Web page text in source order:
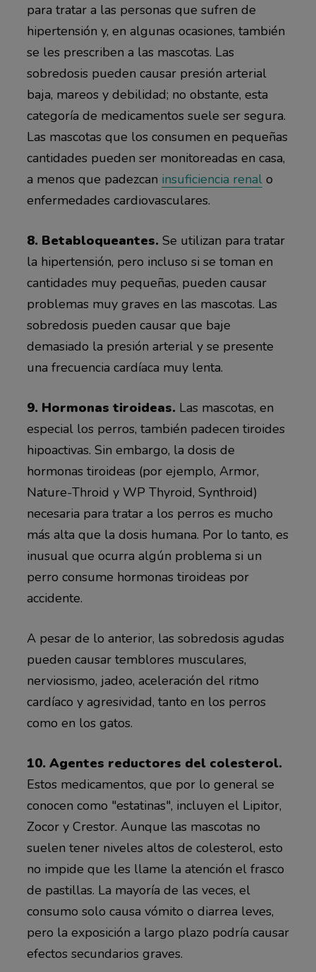
para tratar a las personas que sufren de
hipertensión y, en algunas ocasiones, también
se les prescriben a las mascotas. Las
sobredosis pueden causar presión arterial
baja, mareos y debilidad; no obstante, esta
categoría de medicamentos suele ser segura.
Las mascotas que los consumen en pequeñas
cantidades pueden ser monitoreadas en casa,
a menos que padezcan insuficiencia renalo
enfermedades cardiovasculares.
8. Betabloqueantes. Se utilizan para tratar
la hipertensión, pero incluso si se toman en
cantidades muy pequeñas, pueden causar
problemas muy graves en las mascotas. Las
sobredosis pueden causar que baje
demasiado la presión arterial y se presente
una frecuencia cardíaca muy lenta.
9. Hormonas tiroideas. Las mascotas, en
especial los perros, también padecen tiroides
hipoactivas. Sin embargo, la dosis de
hormonas tiroideas (por ejemplo, Armor,
Nature-Throid y WP Thyroid, Synthroid)
necesaria para tratar a los perros es mucho
más alta que la dosis humana. Por lo tanto, es
inusual que ocurra algún problema si un
perro consume hormonas tiroideas por
accidente.
A pesar de lo anterior, las sobredosis agudas
pueden causar temblores musculares,
nerviosismo, jadeo, aceleración del ritmo
cardíaco y agresividad, tanto en los perros
como en los gatos.
10. Agentes reductores del colesterol.
Estos medicamentos, que por lo general se
conocen como "estatinas", incluyen el Lipitor,
Zocor y Crestor. Aunque las mascotas no
suelen tener niveles altos de colesterol, esto
no impide que les llame la atención el frasco
de pastillas. La mayoría de las veces, el
consumo solo causa vómito o diarrea leves,
pero la exposición a largo plazo podría causar
efectos secundarios graves.